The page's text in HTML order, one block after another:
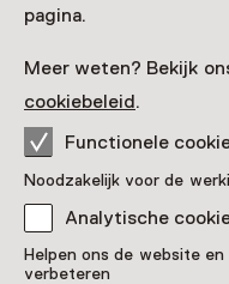
pagina.
Meer weten? Bekijk
cookiebeleid.
Functionele
Noodzakelijk voor de
Analytische
Helpen ons de website
verbeteren